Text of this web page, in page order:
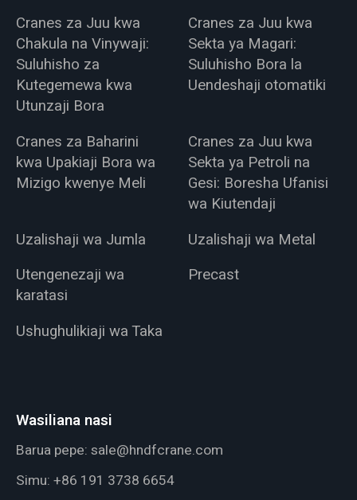
Cranes za Juu kwa
Chakula na Vinywaji:
Suluhisho za
Kutegemewa kwa
Utunzaji Bora
Cranes za Juu kwa
Sekta ya Magari:
Suluhisho Bora la
Uendeshaji otomatiki
Cranes za Baharini
kwa Upakiaji Bora wa
Mizigo kwenye Meli
Cranes za Juu kwa
Sekta ya Petroli na
Gesi: Boresha Ufanisi
wa Kiutendaji
Uzalishaji wa Jumla
Uzalishaji wa Metal
Utengenezaji wa
karatasi
Precast
Ushughulikiaji wa Taka
Wasiliana nasi
Barua pepe: sale@hndfcrane.com
Simu: +86 191 3738 6654